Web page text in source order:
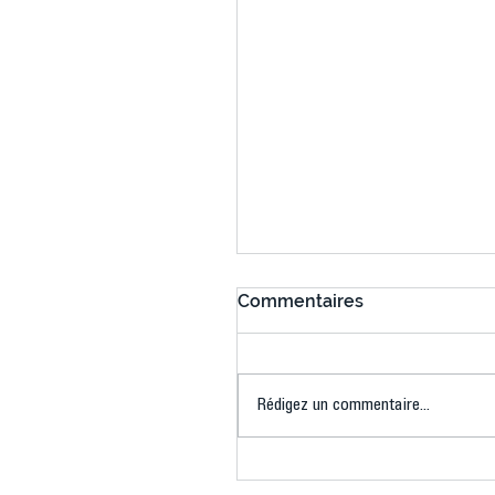
(Denise Huet)
Commentaires
Rédigez un commentaire...